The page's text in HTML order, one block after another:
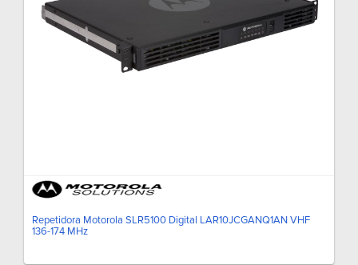
Repetidora Motorola SLR5100 Digital LAR10JCGANQ1AN VHF
136-174 MHz